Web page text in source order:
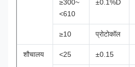
≥300~
<610
±0.1%D
≥10 प्रोटोकॉल
शौचालय <25 ±0.15